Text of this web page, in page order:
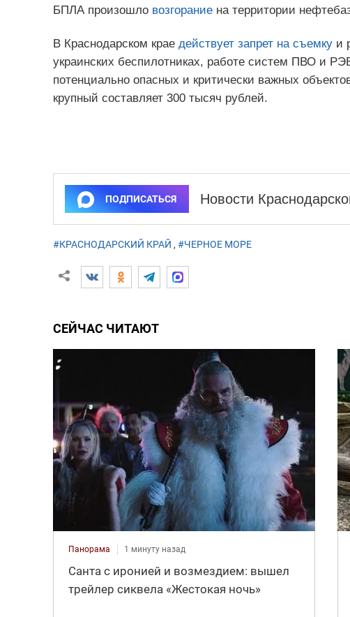
БПЛА произошло возгораниена территории
В Краснодарском крае действует запрет на съемкуи
украинских беспилотниках, работе систем ПВО и
потенциально опасных и критически важных
крупный составляет 300 тысяч рублей.
ПОДПИСАТЬСЯ Новости
#КРАСНОДАРСКИЙ КРАЙ , #ЧЕРНОЕ МОРЕ
СЕЙЧАС ЧИТАЮТ
Панорама 1 минуту назад
Санта с иронией и возмездием: вышел
трейлер сиквела «Жестокая ночь»